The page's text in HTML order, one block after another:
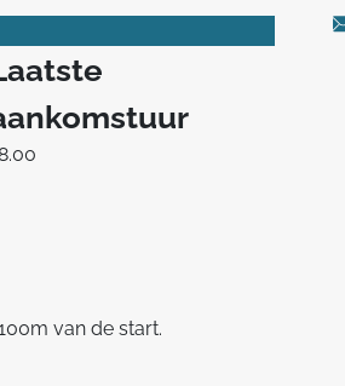
van de start.